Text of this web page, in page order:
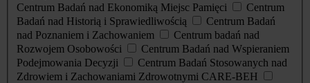
Centrum Badań nad Ekonomiką Miejsc Pamięci
Centrum
Badań nad Historią i Sprawiedliwością
Centrum Badań
nad Poznaniem i Zachowaniem
Centrum badań nad
Rozwojem Osobowości
Centrum Badań nad Wspieraniem
Podejmowania Decyzji
Centrum Badań Stosowanych nad
Zdrowiem i Zachowaniami Zdrowotnymi CARE-BEH